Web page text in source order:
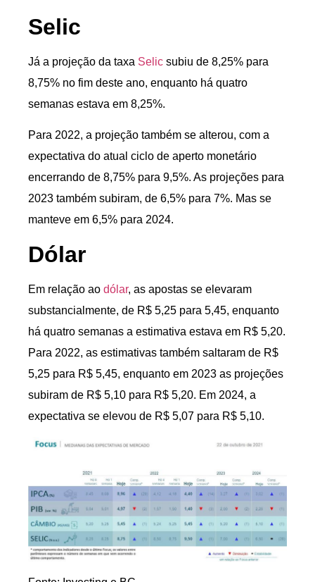
Selic
Já a projeção da taxa Selic subiu de 8,25% para
8,75% no fim deste ano, enquanto há quatro
semanas estava em 8,25%.
Para 2022, a projeção também se alterou, com a
expectativa do atual ciclo de aperto monetário
encerrando de 8,75% para 9,5%. As projeções para
2023 também subiram, de 6,5% para 7%. Mas se
manteve em 6,5% para 2024.
Dólar
Em relação ao dólar, as apostas se elevaram
substancialmente, de R$ 5,25 para 5,45, enquanto
há quatro semanas a estimativa estava em R$ 5,20.
Para 2022, as estimativas também saltaram de R$
5,25 para R$ 5,45, enquanto em 2023 as projeções
subiram de R$ 5,10 para R$ 5,20. Em 2024, a
expectativa se elevou de R$ 5,07 para R$ 5,10.